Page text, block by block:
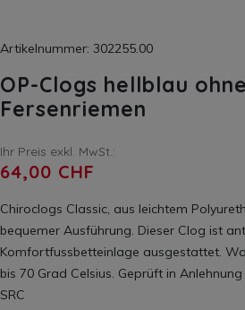
Artikelnummer: 302255.00
OP-Clogs hellblau ohne
Fersenriemen
Ihr Preis exkl. MwSt.:
64,00 CHF
Chiroclogs Classic, aus leichtem
bequemer Ausführung. Dieser Clog ist
Komfortfussbetteinlage ausgestattet.
bis 70 Grad Celsius. Geprüft in
SRC